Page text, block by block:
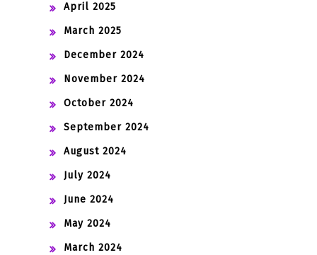
April 2025
March 2025
December 2024
November 2024
October 2024
September 2024
August 2024
July 2024
June 2024
May 2024
March 2024